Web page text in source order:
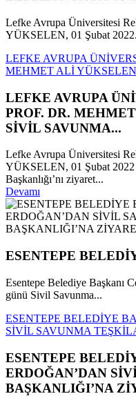
Lefke Avrupa Üniversitesi
YÜKSELEN, 01 Şubat
LEFKE AVRUPA
MEHMET ALİ
LEFKE AVRUPA
PROF. DR.
SİVİL SAVUNMA...
Lefke Avrupa Üniversitesi
YÜKSELEN, 01 Şubat 2022
Başkanlığı’nı ziyaret...
Devamı
ESENTEPE
Esentepe Belediye Başkanı
günü Sivil Savunma...
ESENTEPE BELEDİYE
SİVİL SAVUNMA
ESENTEPE
ERDOĞAN’DAN
BAŞKANLIĞI’NA